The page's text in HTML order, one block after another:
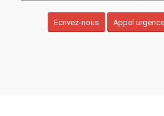
Ecrivez-nous Appel